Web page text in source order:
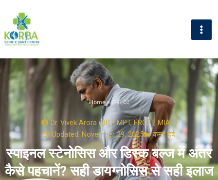
content
Home»कमर दर्द
Dr. Vivek Arora (BPT, MPT, FRCPT, MIAP)
Updated: November 29, 2025
कमर दर्द
स्पाइनल स्टेनोसिस और डिस्क बल्ज में अंतर
कैसे पहचानें? सही डायग्नोसिस से सही इलाज